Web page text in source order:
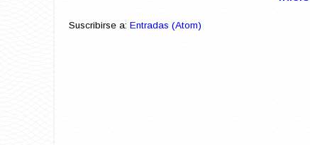
Suscribirse a: Entradas (Atom)